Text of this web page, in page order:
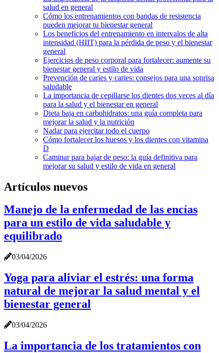
salud en general
Cómo los entrenamientos con bandas de resistencia
pueden mejorar tu bienestar general
Los beneficios del entrenamiento en intervalos de alta
intensidad (HIIT) para la pérdida de peso y el bienestar
general
Ejercicios de peso corporal para fortalecer: aumente su
bienestar general y estilo de vida
Prevención de caries y caries: consejos para una sonrisa
saludable
La importancia de cepillarse los dientes dos veces al día
para la salud y el bienestar en general
Dieta baja en carbohidratos: una guía completa para
mejorar la salud y la nutrición
Nadar para ejercitar todo el cuerpo
Cómo fortalecer los huesos y los dientes con vitamina
D
Caminar para bajar de peso: la guía definitiva para
mejorar su salud y estilo de vida en general
Artículos nuevos
Manejo de la enfermedad de las encías
para un estilo de vida saludable y
equilibrado
03/04/2026
Yoga para aliviar el estrés: una forma
natural de mejorar la salud mental y el
bienestar general
03/04/2026
La importancia de los tratamientos con